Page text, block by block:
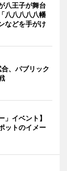
八王子が舞台
八八八八八幡
などを手がけ
、パブリック
」イベント】
ットのイメー